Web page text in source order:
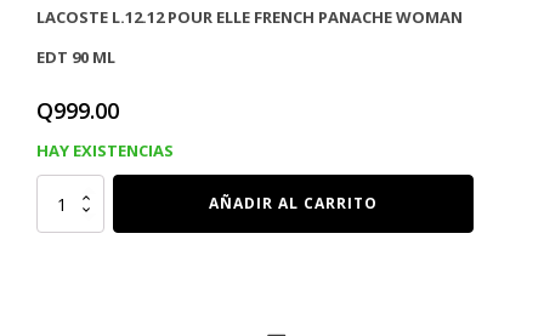
LACOSTE L.12.12 POUR ELLE FRENCH PANACHE WOMAN
EDT 90 ML
Q999.00
HAY EXISTENCIAS
LACOSTE
FRENCH
W
AÑADIR AL CARRITO